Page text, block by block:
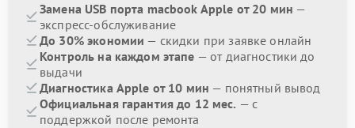
Замена USB порта macbook Apple от 20 мин —
экспресс-обслуживание
До 30% экономии — скидки при заявке онлайн
Контроль на каждом этапе — от диагностики до
выдачи
Диагностика Apple от 10 мин — понятный вывод
Официальная гарантия до 12 мес. — с
поддержкой после ремонта